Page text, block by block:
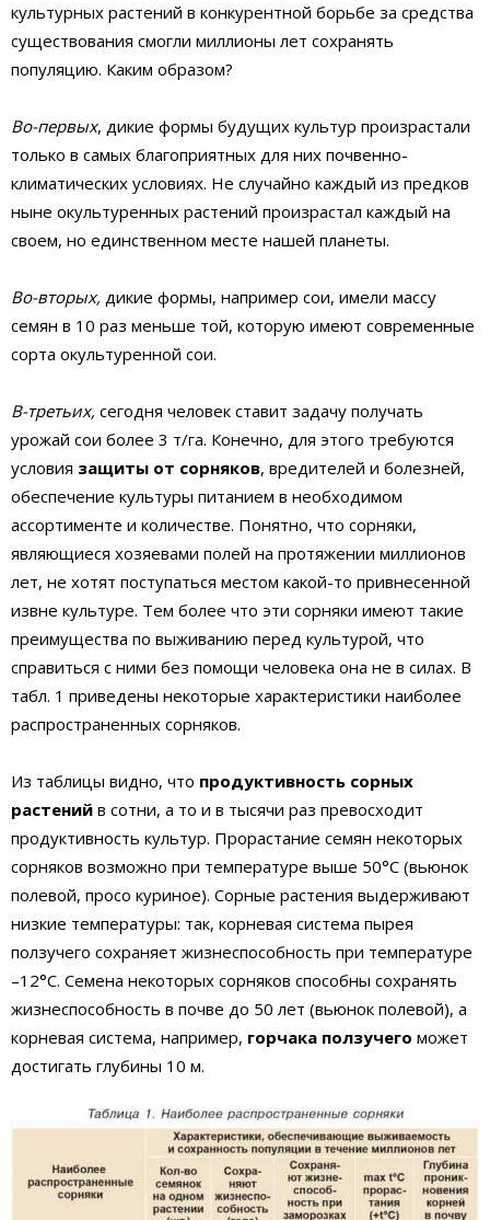
культурных растений в конкурентной борьбе за средства
существования смогли миллионы лет сохранять
популяцию. Каким образом?
Во-первых, дикие формы будущих культур произрастали
только в самых благоприятных для них почвенно-
климатических условиях. Не случайно каждый из предков
ныне окультуренных растений произрастал каждый на
своем, но единственном месте нашей планеты.
Во-вторых, дикие формы, например сои, имели массу
семян в 10 раз меньше той, которую имеют современные
сорта окультуренной сои.
В-третьих, сегодня человек ставит задачу получать
урожай сои более 3 т/га. Конечно, для этого требуются
условия защиты от сорняков, вредителей и болезней,
обеспечение культуры питанием в необходимом
ассортименте и количестве. Понятно, что сорняки,
являющиеся хозяевами полей на протяжении миллионов
лет, не хотят поступаться местом какой-то привнесенной
извне культуре. Тем более что эти сорняки имеют такие
преимущества по выживанию перед культурой, что
справиться с ними без помощи человека она не в силах. В
табл. 1 приведены некоторые характеристики наиболее
распространенных сорняков.
Из таблицы видно, что продуктивность сорных
растений в сотни, а то и в тысячи раз превосходит
продуктивность культур. Прорастание семян некоторых
сорняков возможно при температуре выше 50°С (вьюнок
полевой, просо куриное). Сорные растения выдерживают
низкие температуры: так, корневая система пырея
ползучего сохраняет жизнеспособность при температуре
–12°С. Семена некоторых сорняков способны сохранять
жизнеспособность в почве до 50 лет (вьюнок полевой), а
корневая система, например, горчака ползучего может
достигать глубины 10 м.